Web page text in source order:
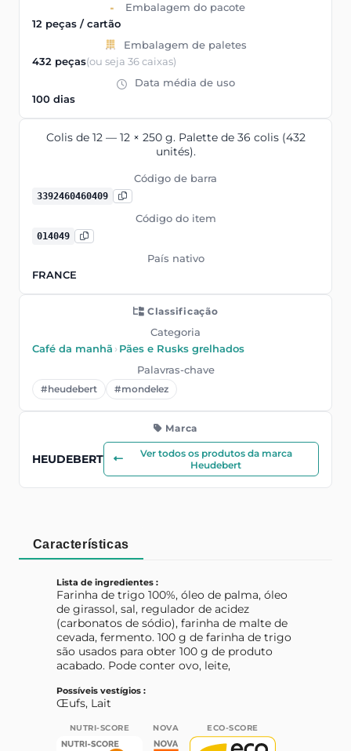
Embalagem do pacote
12 peças / cartão
Embalagem de paletes
432 peças(ou seja 36 caixas)
Data média de uso
100 dias
Colis de 12 — 12 × 250 g. Palette de 36 colis (432
unités).
Código de barra
3392460460409
Código do item
014049
País nativo
FRANCE
Classificação
Categoria
Café da manhã ›Pães e Rusks grelhados
Palavras-chave
#heudebert #mondelez
Marca
HEUDEBERT
Ver todos os produtos da marca
Heudebert
Características
Lista de ingredientes :
Farinha de trigo 100%, óleo de palma, óleo
de girassol, sal, regulador de acidez
(carbonatos de sódio), farinha de malte de
cevada, fermento. 100 g de farinha de trigo
são usados ​​para obter 100 g de produto
acabado. Pode conter ovo, leite,
Possíveis vestígios :
Œufs, Lait
NUTRI-SCORE NOVA ECO-SCORE